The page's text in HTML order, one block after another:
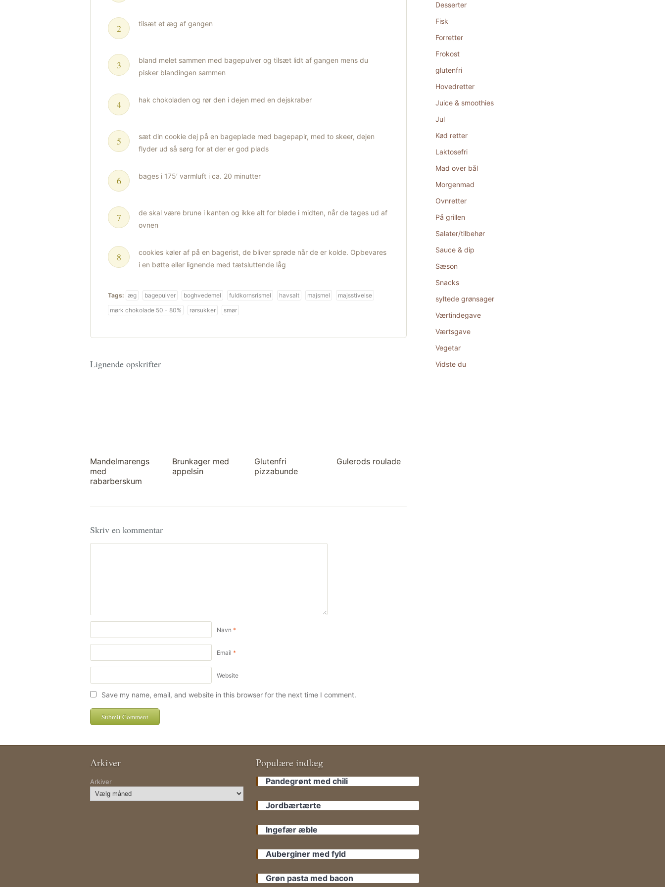
tilsæt et æg af gangen
bland melet sammen med bagepulver og tilsæt lidt af gangen mens du
pisker blandingen sammen
hak chokoladen og rør den i dejen med en dejskraber
sæt din cookie dej på en bageplade med bagepapir, med to skeer, dejen
flyder ud så sørg for at der er god plads
bages i 175′ varmluft i ca. 20 minutter
de skal være brune i kanten og ikke alt for bløde i midten, når de tages ud af
ovnen
cookies køler af på en bagerist, de bliver sprøde når de er kolde. Opbevares
i en bøtte eller lignende med tætsluttende låg
Tags: æg bagepulver boghvedemel fuldkornsrismel havsalt majsmel
majsstivelse
mørk chokolade 50 - 80%
rørsukker smør
Lignende opskrifter
Mandelmarengs
med
rabarberskum
Brunkager med
appelsin
Glutenfri
pizzabunde
Gulerods roulade
Skriv en kommentar
Navn *
Email *
Website
Save my name, email, and website in this browser for the next time I comment.
Desserter
Fisk
Forretter
Frokost
glutenfri
Hovedretter
Juice & smoothies
Jul
Kød retter
Laktosefri
Mad over bål
Morgenmad
Ovnretter
På grillen
Salater/tilbehør
Sauce & dip
Sæson
Snacks
syltede grønsager
Værtindegave
Værtsgave
Vegetar
Vidste du
Arkiver
Arkiver
Populære indlæg
Pandegrønt med chili
Jordbærtærte
Ingefær æble
Auberginer med fyld
Grøn pasta med bacon